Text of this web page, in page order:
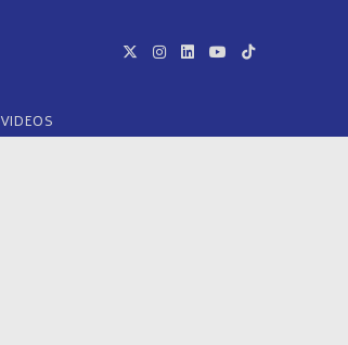
VIDEOS